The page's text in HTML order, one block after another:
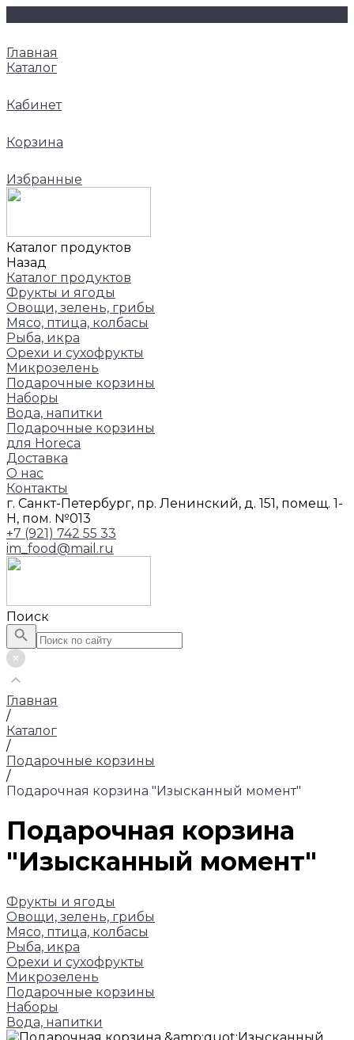
Главная
Каталог
Кабинет
Корзина
Избранные
Каталог продуктов
Назад
Каталог продуктов
Фрукты и ягоды
Овощи, зелень, грибы
Мясо, птица, колбасы
Рыба, икра
Орехи и сухофрукты
Микрозелень
Подарочные корзины
Наборы
Вода, напитки
Подарочные корзины
для Horeca
Доставка
О нас
Контакты
г. Санкт-Петербург, пр. Ленинский, д. 151, помещ. 1-
Н, пом. №013
+7 (921) 742 55 33
im_food@mail.ru
Поиск
Главная
/
Каталог
/
Подарочные корзины
/
Подарочная корзина "Изысканный момент"
Подарочная корзина
"Изысканный момент"
Фрукты и ягоды
Овощи, зелень, грибы
Мясо, птица, колбасы
Рыба, икра
Орехи и сухофрукты
Микрозелень
Подарочные корзины
Наборы
Вода, напитки